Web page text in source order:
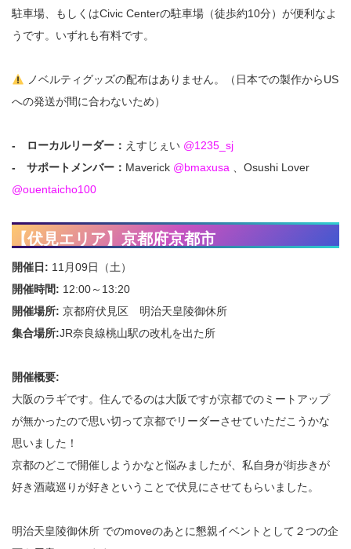
駐車場、もしくはCivic Centerの駐車場（徒歩約10分）が便利なよ
うです。いずれも有料です。
ノベルティグッズの配布はありません。（日本での製作からUS
への発送が間に合わないため）
- ローカルリーダー： えすじぇい @1235_sj
- サポートメンバー： Maverick @bmaxusa 、Osushi Lover
@ouentaicho100
【伏見エリア】京都府京都市
開催日: 11月09日（土）
開催時間: 12:00～13:20
開催場所: 京都府伏見区 明治天皇陵御休所
集合場所:JR奈良線桃山駅の改札を出た所
開催概要:
大阪のラギです。住んでるのは大阪ですが京都でのミートアップ
が無かったので思い切って京都でリーダーさせていただこうかな
思いました！
京都のどこで開催しようかなと悩みましたが、私自身が街歩きが
好き酒蔵巡りが好きということで伏見にさせてもらいました。
明治天皇陵御休所 でのmoveのあとに懇親イベントとして２つの企